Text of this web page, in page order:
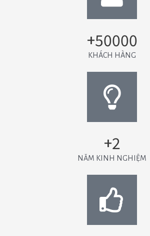
+50000
KHÁCH HÀNG
+2
NĂM KINH NGHIỆM